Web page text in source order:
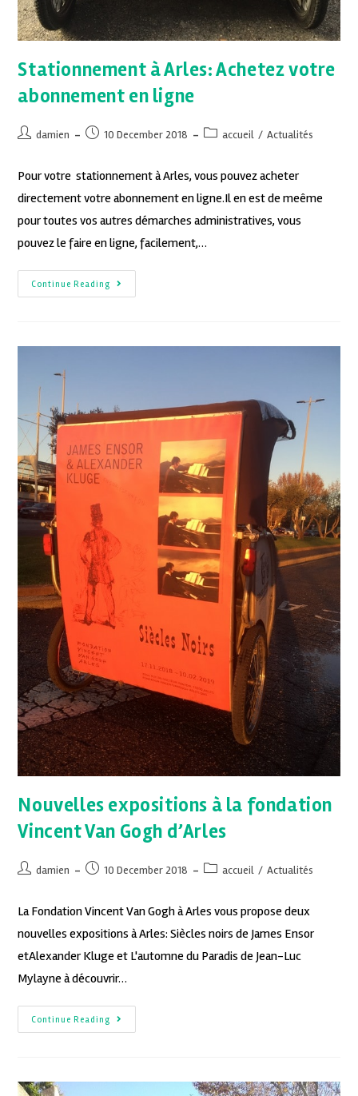
Stationnement à Arles: Achetez votre
abonnement en ligne
damien 10 December 2018 accueil / Actualités
Pour votre stationnement à Arles, vous pouvez acheter
directement votre abonnement en ligne.Il en est de meême
pour toutes vos autres démarches administratives, vous
pouvez le faire en ligne, facilement,…
Continue Reading
Nouvelles expositions à la fondation
Vincent Van Gogh d’Arles
damien 10 December 2018 accueil / Actualités
La Fondation Vincent Van Gogh à Arles vous propose deux
nouvelles expositions à Arles: Siècles noirs de James Ensor
etAlexander Kluge et L'automne du Paradis de Jean-Luc
Mylayne à découvrir…
Continue Reading